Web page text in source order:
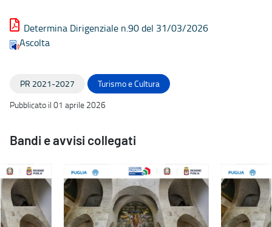
Determina Dirigenziale n.90 del 31/03/2026
Ascolta
PR 2021-2027
Turismo e Cultura
Pubblicato il 01 aprile 2026
Bandi e avvisi collegati